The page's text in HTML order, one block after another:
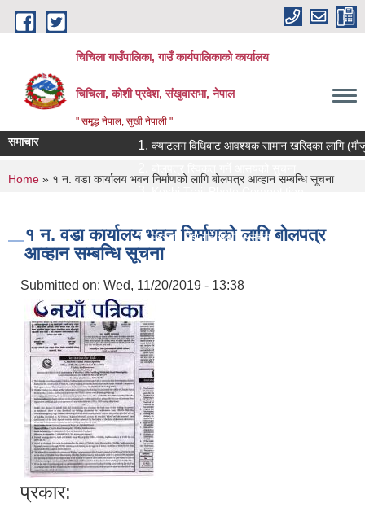
Skip to main content
चिचिला गाउँपालिका, गाउँ कार्यपालिकाको कार्यालय
चिचिला, कोशी प्रदेश, संखुवासभा, नेपाल
" समृद्ध नेपाल, सुखी नेपाली "
समाचार
क्याटलग विधिबाट आवश्यक सामान खरिदका लागि
प्रस्ताव पेश गर्ने सम्बन्धि सुचना ।।
You are here
Home » १ न. वडा कार्यालय भवन निर्माणको लागि बोलपत्र आव्हान सम्बन्धि सूचना
१ न. वडा कार्यालय भवन निर्माणको लागि बोलपत्र
आव्हान सम्बन्धि सूचना
Submitted on: Wed, 11/20/2019 - 13:38
प्रकार: